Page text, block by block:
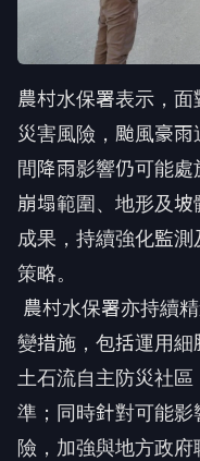
農村水保署表示，
災害風險，颱風豪
間降雨影響仍可能
崩塌範圍、地形及
成果，持續強化監
策略。
農村水保署亦持續
變措施，包括運用
土石流自主防災社
準；同時針對可能
險，加強與地方政